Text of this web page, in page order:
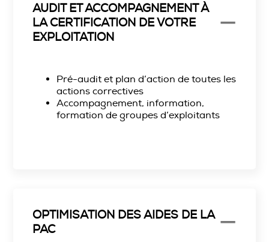
AUDIT ET ACCOMPAGNEMENT À
LA CERTIFICATION DE VOTRE
EXPLOITATION
Pré-audit et plan d’action de toutes les
actions correctives
Accompagnement, information,
formation de groupes d’exploitants
OPTIMISATION DES AIDES DE LA
PAC